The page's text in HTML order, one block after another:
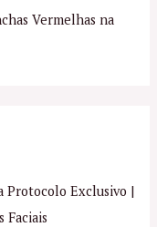
Vermelhas na
Protocolo Exclusivo |
Faciais